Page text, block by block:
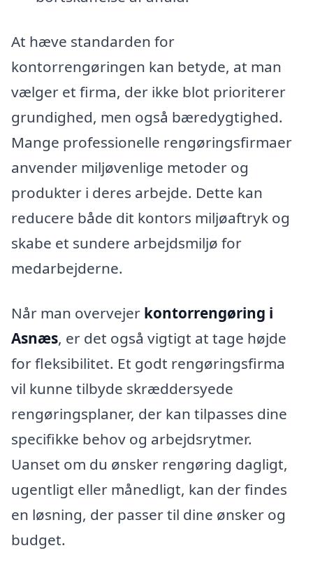
At hæve standarden for
kontorrengøringen kan betyde, at man
vælger et firma, der ikke blot prioriterer
grundighed, men også bæredygtighed.
Mange professionelle rengøringsfirmaer
anvender miljøvenlige metoder og
produkter i deres arbejde. Dette kan
reducere både dit kontors miljøaftryk og
skabe et sundere arbejdsmiljø for
medarbejderne.
Når man overvejer kontorrengøring i
Asnæs, er det også vigtigt at tage højde
for fleksibilitet. Et godt rengøringsfirma
vil kunne tilbyde skræddersyede
rengøringsplaner, der kan tilpasses dine
specifikke behov og arbejdsrytmer.
Uanset om du ønsker rengøring dagligt,
ugentligt eller månedligt, kan der findes
en løsning, der passer til dine ønsker og
budget.